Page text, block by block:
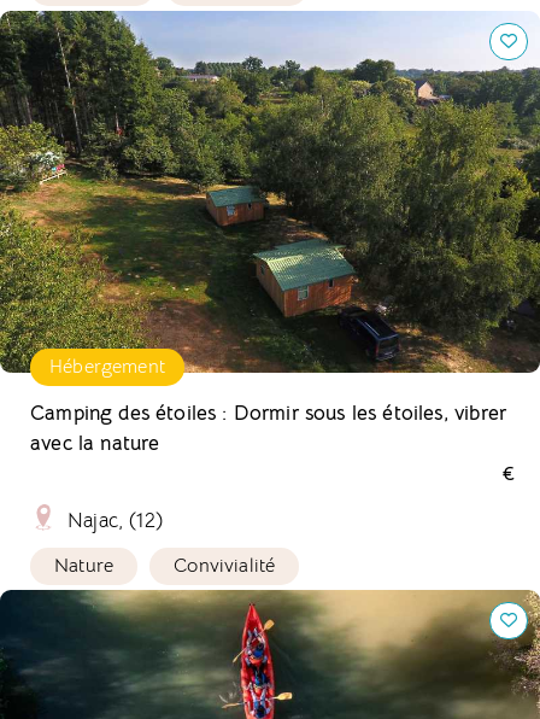
Hébergement
Camping des étoiles : Dormir sous les étoiles, vibrer
avec la nature
€
Najac, (12)
Nature Convivialité
Camping des étoiles : Dormir sous les étoiles, vibrer avec
la nature
Canoë en Gascogne